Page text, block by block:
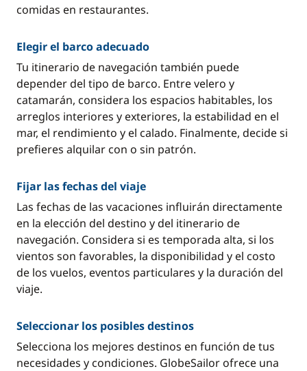
comidas en restaurantes.
Elegir el barco adecuado
Tu itinerario de navegación también puede
depender del tipo de barco. Entre velero y
catamarán, considera los espacios habitables, los
arreglos interiores y exteriores, la estabilidad en el
mar, el rendimiento y el calado. Finalmente, decide si
prefieres alquilar con o sin patrón.
Fijar las fechas del viaje
Las fechas de las vacaciones influirán directamente
en la elección del destino y del itinerario de
navegación. Considera si es temporada alta, si los
vientos son favorables, la disponibilidad y el costo
de los vuelos, eventos particulares y la duración del
viaje.
Seleccionar los posibles destinos
Selecciona los mejores destinos en función de tus
necesidades y condiciones. GlobeSailor ofrece una